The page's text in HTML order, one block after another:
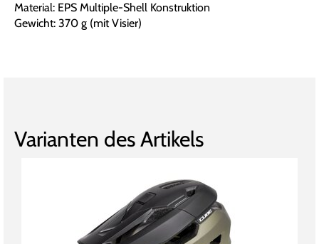
Material: EPS Multiple-Shell Konstruktion
Gewicht: 370 g (mit Visier)
Varianten des Artikels